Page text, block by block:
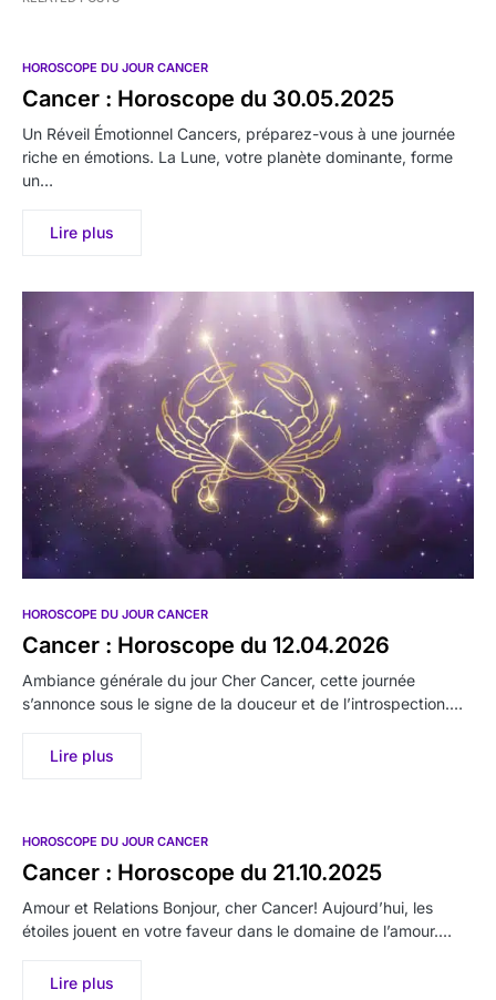
HOROSCOPE DU JOUR CANCER
Cancer : Horoscope du 30.05.2025
Un Réveil Émotionnel Cancers, préparez-vous à une journée
riche en émotions. La Lune, votre planète dominante, forme
un…
Lire plus
HOROSCOPE DU JOUR CANCER
Cancer : Horoscope du 12.04.2026
Ambiance générale du jour Cher Cancer, cette journée
s’annonce sous le signe de la douceur et de l’introspection.…
Lire plus
HOROSCOPE DU JOUR CANCER
Cancer : Horoscope du 21.10.2025
Amour et Relations Bonjour, cher Cancer! Aujourd’hui, les
étoiles jouent en votre faveur dans le domaine de l’amour.…
Lire plus